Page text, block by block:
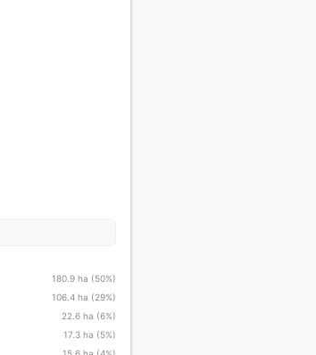
180.9 ha (50%)
106.4 ha (29%)
22.6 ha (6%)
17.3 ha (5%)
15.6 ha (4%)